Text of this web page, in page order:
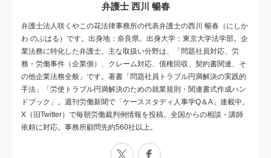
弁護士 西川 暢春
弁護士法人咲くやこの花法律事務所の代表弁護士の西川 暢春（にしか
わ のぶはる）です。出身地：奈良県。出身大学：東京大学法学部。企
業法務に特化した弁護士。主な取扱い分野は、「問題社員対応、労
務・労働事件（企業側）、クレーム対応、債権回収、契約書関連、そ
の他企業法務全般」です。著書「問題社員トラブル円満解決の実践的
手法」「労使トラブル円満解決のための就業規則・関連書式作成ハン
ドブック」。週刊労働新聞で「ケーススタディ人事学Q＆A」連載中。
X（旧Twitter）で毎朝労働裁判例情報を投稿。全国からの相談・講師
依頼に対応。事務所顧問先約560社以上。
X Facebook